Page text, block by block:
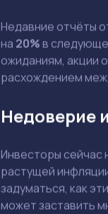
Недавние отчёты
на 20%в
ожиданиям, акции
расхождением
Недоверие
Инвесторы сейчас
растущей
задуматься, как
может заставить